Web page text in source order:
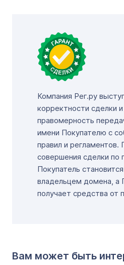
Компания Рег.ру
корректности сделки
правомерность
имени Покупателю с
правил и регламентов.
совершения сделки по
Покупатель
владельцем домена, а
получает средства от
Вам может быть